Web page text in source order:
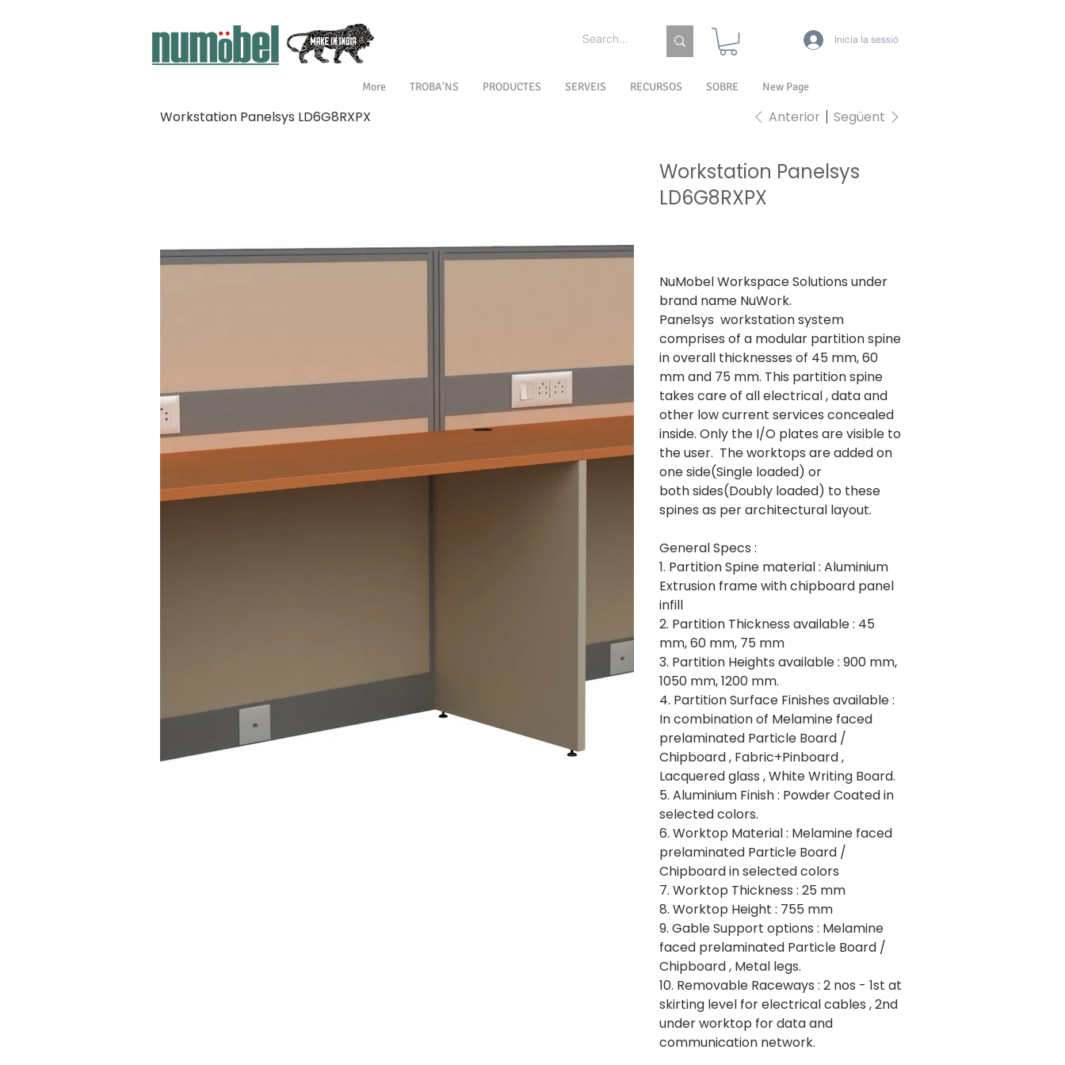
Inicia la sessió
New Page
SOBRE
RECURSOS
SERVEIS
PRODUCTES
TROBA'NS
More
Workstation Panelsys LD6G8RXPX Anterior Següent
Workstation Panelsys
LD6G8RXPX
NuMobel Workspace Solutions under
brand name NuWork.
Panelsys workstation system
comprises of a modular partition spine
in overall thicknesses of 45 mm, 60
mm and 75 mm. This partition spine
takes care of all electrical , data and
other low current services concealed
inside. Only the I/O plates are visible to
the user. The worktops are added on
one side(Single loaded) or
both sides(Doubly loaded) to these
spines as per architectural layout.
General Specs :
1. Partition Spine material : Aluminium
Extrusion frame with chipboard panel
infill
2. Partition Thickness available : 45
mm, 60 mm, 75 mm
3. Partition Heights available : 900 mm,
1050 mm, 1200 mm.
4. Partition Surface Finishes available :
In combination of Melamine faced
prelaminated Particle Board /
Chipboard , Fabric+Pinboard ,
Lacquered glass , White Writing Board.
5. Aluminium Finish : Powder Coated in
selected colors.
6. Worktop Material : Melamine faced
prelaminated Particle Board /
Chipboard in selected colors
7. Worktop Thickness : 25 mm
8. Worktop Height : 755 mm
9. Gable Support options : Melamine
faced prelaminated Particle Board /
Chipboard , Metal legs.
10. Removable Raceways : 2 nos - 1st at
skirting level for electrical cables , 2nd
under worktop for data and
communication network.